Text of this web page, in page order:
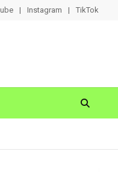
Instagram TikTok